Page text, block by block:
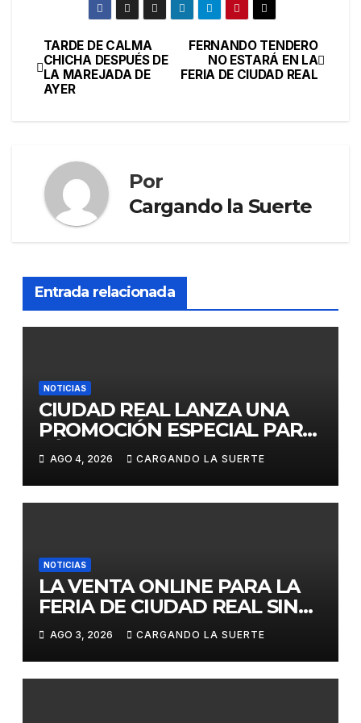
FERNANDO TENDERO
NO ESTARÁ EN LA
FERIA DE CIUDAD REAL
TARDE DE CALMA
CHICHA DESPUÉS DE
LA MAREJADA DE
AYER
Por
Cargando la Suerte
Entrada relacionada
NOTICIAS
CIUDAD REAL LANZA UNA
PROMOCIÓN ESPECIAL PARA
JÓVENES MENORES DE 25
AÑOS EN LAS DOS GRANDES
CITAS DEL ABONO
AGO 4, 2026 CARGANDO LA SUERTE
NOTICIAS
LA VENTA ONLINE PARA LA
FERIA DE CIUDAD REAL SIN
GASTOS DE GESTION HASTA
EL DOMINGO
AGO 3, 2026 CARGANDO LA SUERTE